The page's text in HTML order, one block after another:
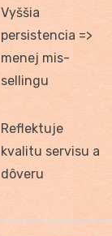
Vyššia
persistencia =>
menej mis-
sellingu
Reflektuje
kvalitu servisu a
dôveru